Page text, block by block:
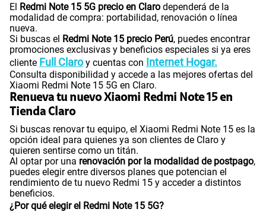
El Redmi Note 15 5G precio en Claro dependerá de la
modalidad de compra: portabilidad, renovación o línea
nueva.
Si buscas el Redmi Note 15 precio Perú, puedes encontrar
promociones exclusivas y beneficios especiales si ya eres
cliente Full Claroy cuentas con Internet Hogar.
Consulta disponibilidad y accede a las mejores ofertas del
Xiaomi Redmi Note 15 5G en Claro.
Renueva tu nuevo Xiaomi Redmi Note 15 en
Tienda Claro
Si buscas renovar tu equipo, el Xiaomi Redmi Note 15 es la
opción ideal para quienes ya son clientes de Claro y
quieren sentirse como un titán.
Al optar por una renovación por la modalidad de postpago,
puedes elegir entre diversos planes que potencian el
rendimiento de tu nuevo Redmi 15 y acceder a distintos
beneficios.
¿Por qué elegir el Redmi Note 15 5G?